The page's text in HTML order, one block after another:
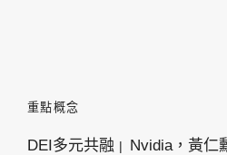
重點概念
DEI多元共融 Nvidia，黃仁